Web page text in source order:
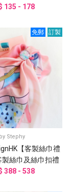
港手信
135 - 178
免郵 訂製
by Stephy
【客製絲巾禮
製絲巾及絲巾扣禮
製謝師禮物
388 - 538